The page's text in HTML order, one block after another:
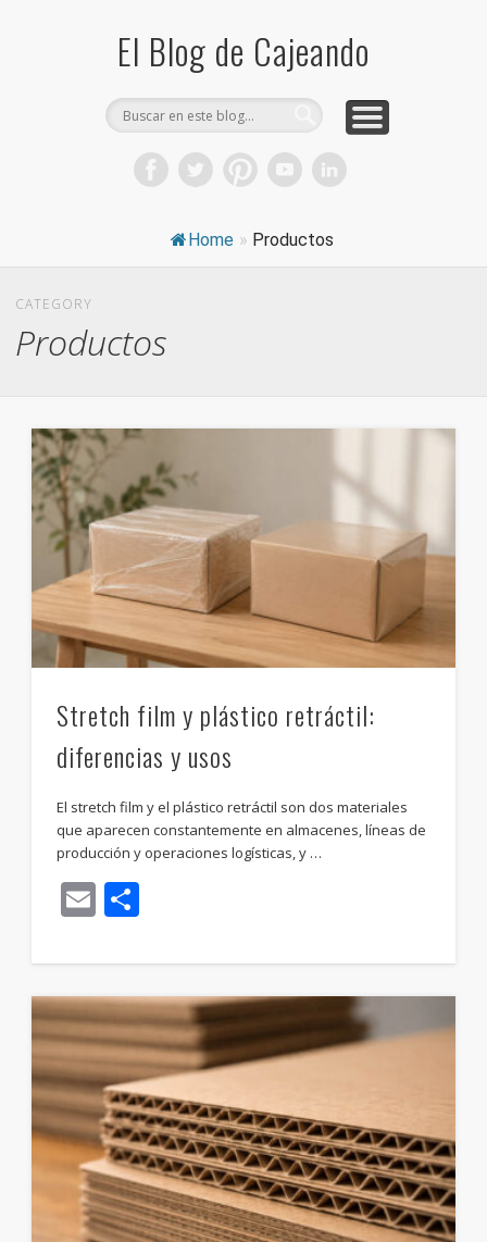
El Blog de Cajeando
Home » Productos
CATEGORY
Productos
Stretch film y plástico retráctil:
diferencias y usos
El stretch film y el plástico retráctil son dos materiales
que aparecen constantemente en almacenes, líneas de
producción y operaciones logísticas, y …
Email